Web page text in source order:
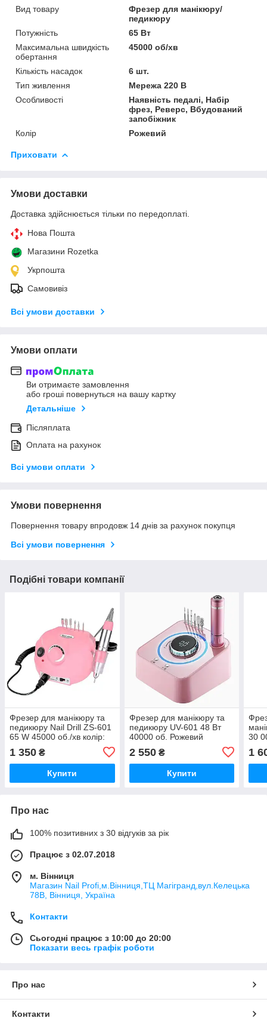
Вид товару
Фрезер для манікюру/
педикюру
Потужність
65 Вт
Максимальна швидкість
обертання
45000 об/хв
Кількість насадок
6 шт.
Тип живлення
Мережа 220 В
Особливості
Наявність педалі, Набір
фрез, Реверс, Вбудований
запобіжник
Колір
Рожевий
Приховати
Умови доставки
Доставка здійснюється тільки по передоплаті.
Нова Пошта
Магазини Rozetka
Укрпошта
Самовивіз
Всі умови доставки
Умови оплати
Ви отримаєте замовлення
або гроші повернуться на вашу картку
Детальніше
Післяплата
Оплата на рахунок
Всі умови оплати
Умови повернення
Повернення товару впродовж 14 днів за рахунок покупця
Всі умови повернення
Подібні товари компанії
Фрезер для манікюру та
педикюру Nail Drill ZS-601
65 W 45000 об./хв колір:
1 350 ₴
Купити
Фрезер для манікюру та
педикюру UV-601 48 Вт
40000 об. Рожевий
2 550₴
Купити
30
1
Про нас
100% позитивних з 30 відгуків за рік
Працює з 02.07.2018
м. Вінниця
Магазин Nail Profi,м.Вінниця,ТЦ Магігранд,вул.Келецька
78В, Вінниця, Україна
Контакти
Сьогодні працює з 10:00 до 20:00
Показати весь графік роботи
Про нас
Контакти